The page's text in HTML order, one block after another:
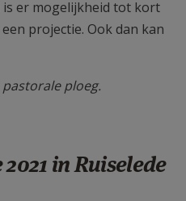
er mogelijkheid tot kort
projectie. Ook dan kan
ploeg.
in Ruiselede